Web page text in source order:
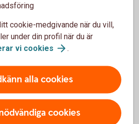
värdepappers-
tjänster
för olika behov.
cookie-medgivande när du vill,
under din profil när du är
vi cookies .
alla cookies
cookies